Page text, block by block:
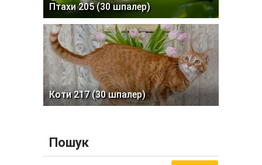
Птахи 205 (30 шпалер)
Коти 217 (30 шпалер)
Пошук